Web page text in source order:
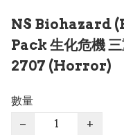
NS Biohazard
Pack 生化危機
2707 (Horror)
數量
−
+